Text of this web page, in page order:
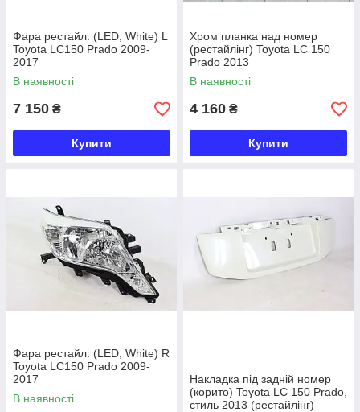
Фара рестайл. (LED, White) L
Toyota LC150 Prado 2009-
2017
В наявності
7 150 ₴
Купити
Хром планка над номер
(рестайлінг) Toyota LC 150
Prado 2013
В наявності
4 160 ₴
Купити
Фара рестайл. (LED, White) R
Toyota LC150 Prado 2009-
2017
В наявності
Накладка під задній номер
(корито) Toyota LC 150 Prado,
стиль 2013 (рестайлінг)